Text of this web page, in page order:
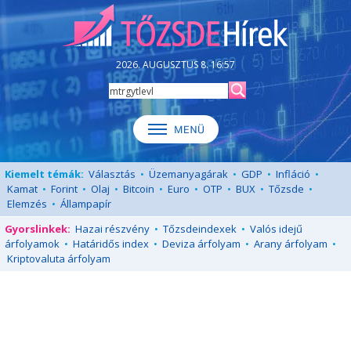
2026. AUGUSZTUS 8. 16:57
Kiemelt témák: Választás • Üzemanyagárak • GDP • Infláció •
Kamat • Forint • Olaj • Bitcoin • Euro • OTP • BUX • Tőzsde •
Elemzés • Állampapír
Gyorslinkek: Hazai részvény • Tőzsdeindexek • Valós idejű
árfolyamok • Határidős index • Deviza árfolyam • Arany árfolyam •
Kriptovaluta árfolyam